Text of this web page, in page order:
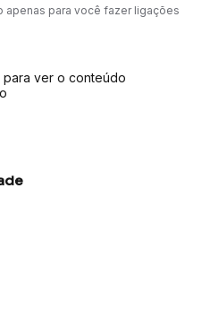
apenas para você fazer ligações
para ver o conteúdo